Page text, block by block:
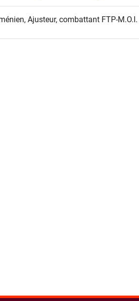
Ajusteur, combattant FTP-M.O.I.